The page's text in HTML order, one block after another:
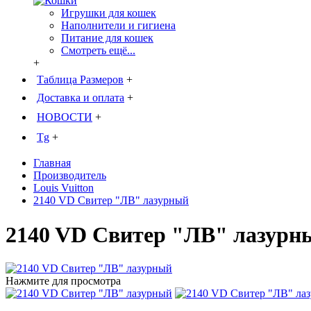
Игрушки для кошек
Наполнители и гигиена
Питание для кошек
Смотреть ещё...
+
Таблица Размеров +
Доставка и оплата +
НОВОСТИ +
Tg +
Главная
Производитель
Louis Vuitton
2140 VD Свитер "ЛВ" лазурный
2140 VD Свитер "ЛВ"
Нажмите для просмотра